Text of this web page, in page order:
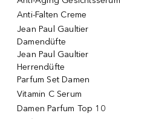
Anti-Falten Creme
Jean Paul Gaultier
Damendüfte
Jean Paul Gaultier
Herrendüfte
Parfum Set Damen
Vitamin C Serum
Damen Parfum Top 10